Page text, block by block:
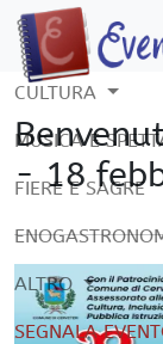
CULTURA
MUSICA E
FIERE E SAGRE
ALTRO
SEGNALA
- 18